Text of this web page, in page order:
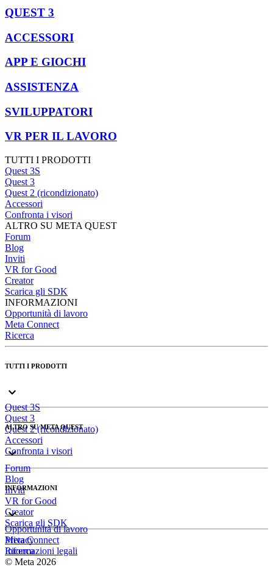
QUEST 3
ACCESSORI
APP E GIOCHI
ASSISTENZA
SVILUPPATORI
VR PER IL LAVORO
TUTTI I PRODOTTI
Quest 3S
Quest 3
Quest 2 (ricondizionato)
Accessori
Confronta i visori
ALTRO SU META QUEST
Forum
Blog
Inviti
VR for Good
Creator
Scarica gli SDK
INFORMAZIONI
Opportunità di lavoro
Meta Connect
Ricerca
TUTTI I PRODOTTI
Quest 3S
Quest 3
Quest 2 (ricondizionato)
Accessori
Confronta i visori
ALTRO SU META QUEST
Forum
Blog
Inviti
VR for Good
Creator
Scarica gli SDK
INFORMAZIONI
Opportunità di lavoro
Meta Connect
Ricerca
Privacy
Informazioni legali
© Meta 2026